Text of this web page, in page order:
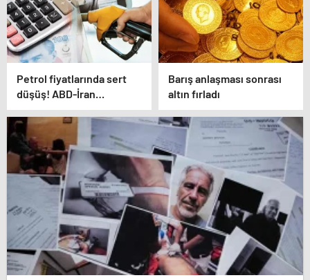
Petrol fiyatlarında sert
düşüş! ABD-İran
anlaşması sonrası gözler
Hürmüz Boğazı’nda
Barış anlaşması sonrası
altın fırladı